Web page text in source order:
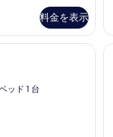
料金を表示
ス
ヴ
ィ
、ノートパソコン用作業スペ
ッド 1 台